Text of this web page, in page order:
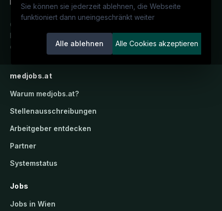
Sie können sie jederzeit ablehnen, die Webseite
funktioniert dann uneingeschränkt weiter
Alle ablehnen Alle Cookies akzeptieren
Österreichs medizinisches
Karriereportal.Ein Service der
candidatis GmbH.
medjobs.at
Warum medjobs.at?
Stellenausschreibungen
Arbeitgeber entdecken
Partner
Systemstatus
Jobs
Jobs in Wien